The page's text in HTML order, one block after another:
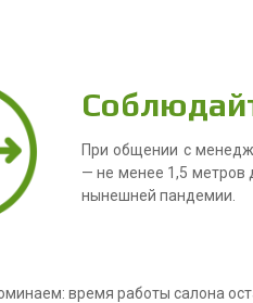
При общении с
— не менее 1,5 метров
нынешней пандемии.
время работы салона